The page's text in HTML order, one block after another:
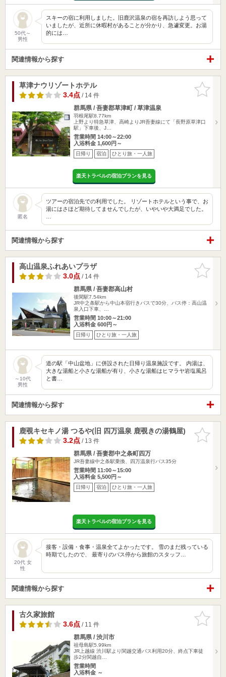
50代～
男性
スキーの宿に利用しました。旧鹿沢温泉の宿を再訪しよう思って
いましたが、近所に休暇村があることが分かり、急遽変更。お湯
的には…
関連情報から探す
お気に入
りに追加
草津ナウリゾートホテル
3.4点/ 14 件
群馬県 / 吾妻郡草津町 / 草津温泉
羽根尾駅8.77km
上野より特急草津、高崎よりJR吾妻線にて「長野原草津口
駅」下車後、J…
営業時間 14:00～22:00
入浴料金 1,600円～
日帰り 宿泊 ひとり旅・一人旅
楽天トラベルの宿泊プランを見る
匿名
ツアーの宿泊先での利用でした。 リゾートホテルという事で、お
湯にはさほど期待してませんでしたが、いやいや大満足でした。
関連情報から探す
お気に入
りに追加
高山温泉ふれあいプラザ
3.0点/ 14 件
群馬県 / 吾妻郡高山村
後閑駅7.54km
JR中之条駅から中山本宿行きバスで30分、バス停：高山温
泉入口下車、…
営業時間 10:00～21:00
入浴料金 600円～
日帰り ひとり旅・一人旅
～10代
男性
道の駅「中山盆地」に併設された日帰り温泉施設です。 内湯は、
大きな湯船と小さな湯船が有り、小さな湯船はヒマラヤ岩塩風呂
と書…
関連情報から探す
お気に入
りに追加
鹿覗キセキノ湯 つるや(旧 四万温泉 鹿覗きの湯鶴屋)
3.2点/ 13 件
群馬県 / 吾妻郡中之条町四万
JR吾妻線中之条駅乗換、四万温泉行バス35分
営業時間 11:00～15:00
入浴料金 5,500円～
日帰り 宿泊 ひとり旅・一人旅
楽天トラベルの宿泊プランを見る
20代 女
性
接客・設備・食事・温泉全てよかったです。 雪のまだ残っている
時期でしたので、 最寄りのバス停から旅館のスタッフ…
関連情報から探す
お気に入
りに追加
古久家旅館
3.6点/ 11 件
群馬県 / 渋川市
祖母島駅5.99km
JR上越線 渋川駅より関越交通バス利用20分、終点下車徒
歩2分関越自…
営業時間
入浴料金 ～